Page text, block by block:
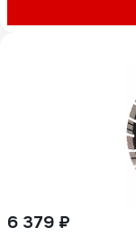
6 379 ₽